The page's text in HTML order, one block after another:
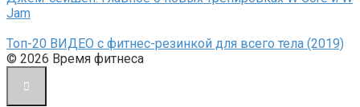
Jam
Топ-20 ВИДЕО с фитнес-резинкой для всего тела (2019)
© 2026 Время фитнеса